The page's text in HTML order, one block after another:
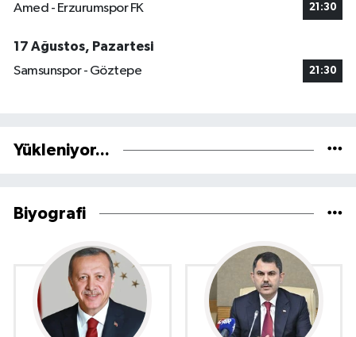
Amed - Erzurumspor FK 21:30
17 Ağustos, Pazartesi
Samsunspor - Göztepe
21:30
Yükleniyor...
Biyografi